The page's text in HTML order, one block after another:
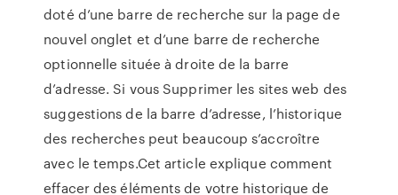
doté d’une barre de recherche sur la page de
nouvel onglet et d’une barre de recherche
optionnelle située à droite de la barre
d’adresse. Si vous Supprimer les sites web des
suggestions de la barre d’adresse, l’historique
des recherches peut beaucoup s’accroître
avec le temps.Cet article explique comment
effacer des éléments de votre historique de